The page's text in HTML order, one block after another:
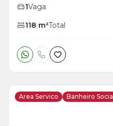
1Vaga
118 m²Total
Area Servico Banheiro Social